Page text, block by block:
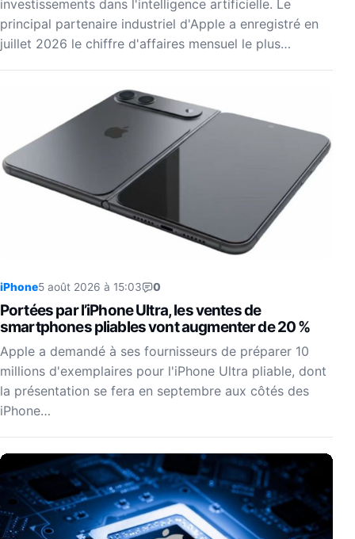
investissements dans l'intelligence artificielle. Le
principal partenaire industriel d'Apple a enregistré en
juillet 2026 le chiffre d'affaires mensuel le plus…
iPhone5 août 2026 à 15:03 0
Portées par l’iPhone Ultra, les ventes de
smartphones pliables vont augmenter de 20 %
Apple a demandé à ses fournisseurs de préparer 10
millions d'exemplaires pour l'iPhone Ultra pliable, dont
la présentation se fera en septembre aux côtés des
iPhone…